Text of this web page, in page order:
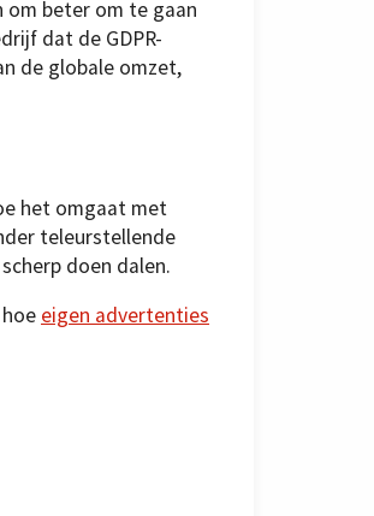
beter om te gaan
dat de GDPR-
de globale omzet,
het omgaat met
teleurstellende
doen dalen.
eigen advertenties